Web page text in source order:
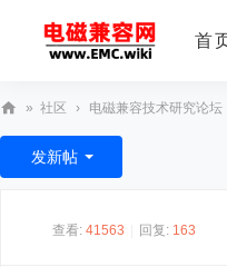
首
E
» 社区 › 电磁兼容技术研究论坛
发新帖
查看: 41563 回复: 163